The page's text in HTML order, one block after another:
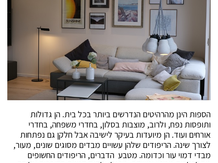
הספות הינן מהרהיטים הנדרשים ביותר בכל בית. הן גדולות
ותופסות נפח, ולרוב, מוצבות בסלון, בחדרי משפחה, בחדרי
אורחים ועוד. הן מיועדות בעיקר לישיבה אבל חלקן גם נפתחות
לצורך שינה. הריפודים שלהן עשויים מבדים מסוגים שונים, מעור,
מבדי דמוי עור וכדומה. מטבע הדברים, הריפודים החשופים